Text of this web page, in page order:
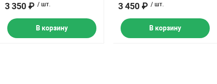
3 350 ₽ / шт.
В корзину
3 450 ₽ / шт.
В корзину